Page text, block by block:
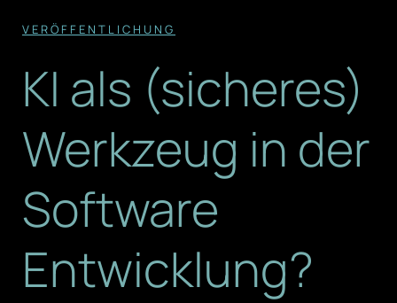
VERÖFFENTLICHUNG
KI als (sicheres)
Werkzeug in der
Software
Entwicklung?